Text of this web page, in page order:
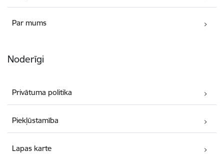
Par mums
Noderīgi
Privātuma politika
Piekļūstamība
Lapas karte